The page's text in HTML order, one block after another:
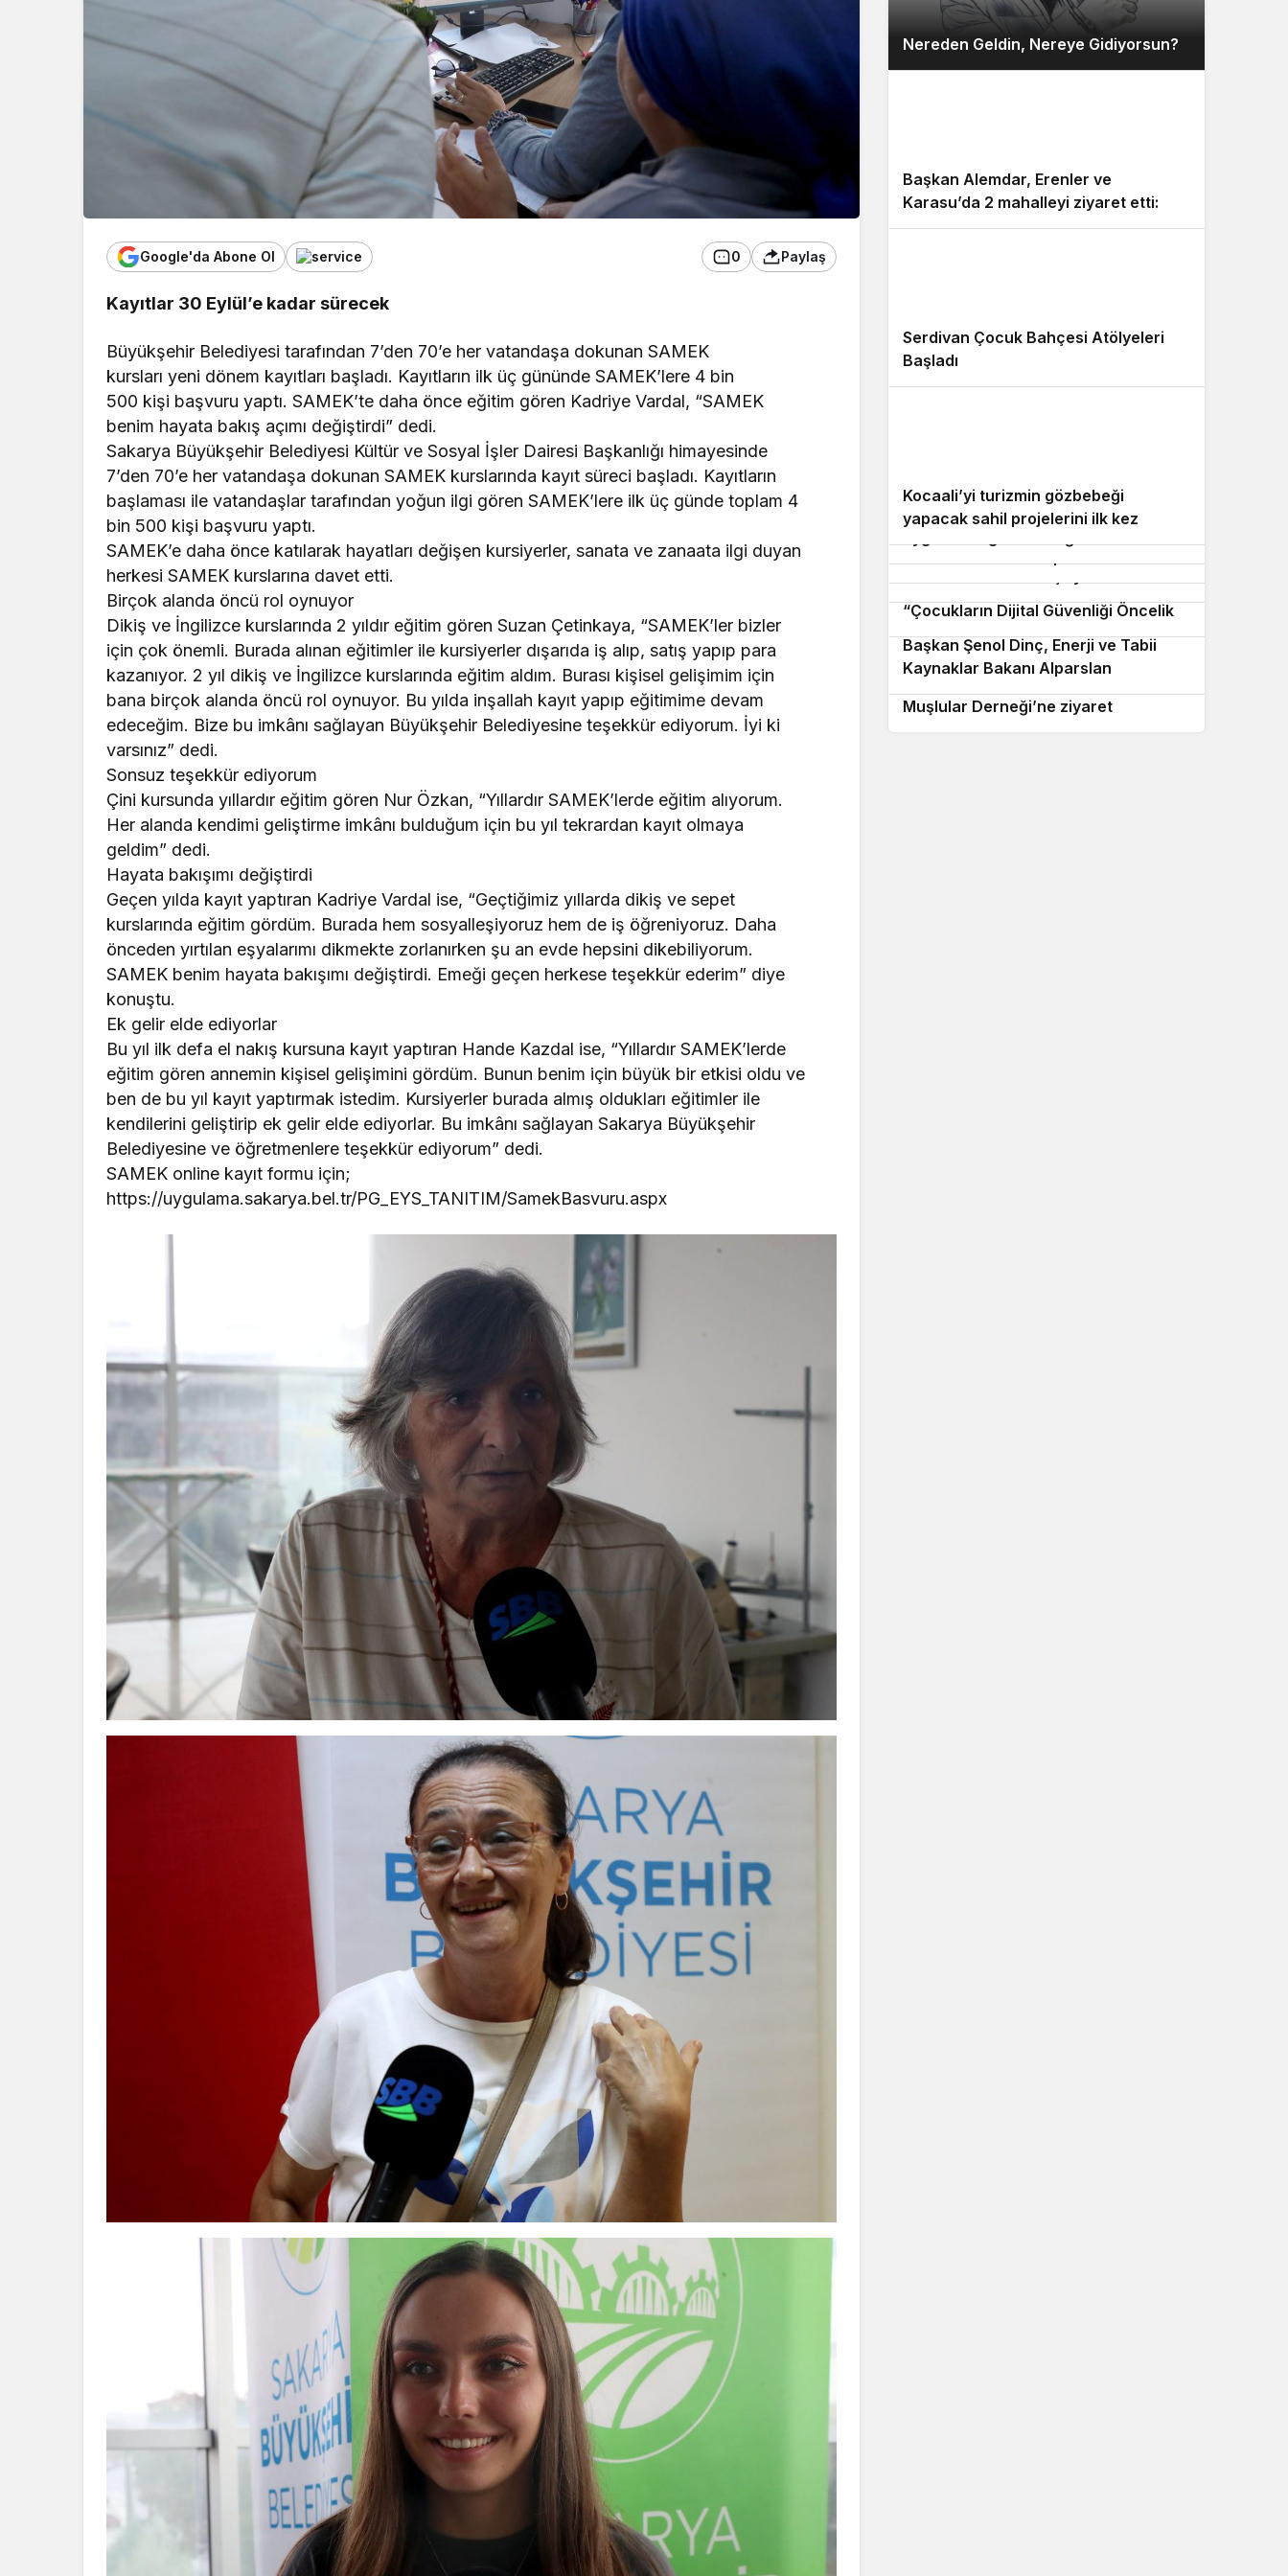
Google'da Abone Ol 0 Paylaş
Kayıtlar 30 Eylül’e kadar sürecek
Büyükşehir Belediyesi tarafından 7’den 70’e her vatandaşa dokunan SAMEK
kursları yeni dönem kayıtları başladı. Kayıtların ilk üç gününde SAMEK’lere 4 bin
500 kişi başvuru yaptı. SAMEK’te daha önce eğitim gören Kadriye Vardal, “SAMEK
benim hayata bakış açımı değiştirdi” dedi.
Sakarya Büyükşehir Belediyesi Kültür ve Sosyal İşler Dairesi Başkanlığı himayesinde
7’den 70’e her vatandaşa dokunan SAMEK kurslarında kayıt süreci başladı. Kayıtların
başlaması ile vatandaşlar tarafından yoğun ilgi gören SAMEK’lere ilk üç günde toplam 4
bin 500 kişi başvuru yaptı.
SAMEK’e daha önce katılarak hayatları değişen kursiyerler, sanata ve zanaata ilgi duyan
herkesi SAMEK kurslarına davet etti.
Birçok alanda öncü rol oynuyor
Dikiş ve İngilizce kurslarında 2 yıldır eğitim gören Suzan Çetinkaya, “SAMEK’ler bizler
için çok önemli. Burada alınan eğitimler ile kursiyerler dışarıda iş alıp, satış yapıp para
kazanıyor. 2 yıl dikiş ve İngilizce kurslarında eğitim aldım. Burası kişisel gelişimim için
bana birçok alanda öncü rol oynuyor. Bu yılda inşallah kayıt yapıp eğitimime devam
edeceğim. Bize bu imkânı sağlayan Büyükşehir Belediyesine teşekkür ediyorum. İyi ki
varsınız” dedi.
Sonsuz teşekkür ediyorum
Çini kursunda yıllardır eğitim gören Nur Özkan, “Yıllardır SAMEK’lerde eğitim alıyorum.
Her alanda kendimi geliştirme imkânı bulduğum için bu yıl tekrardan kayıt olmaya
geldim” dedi.
Hayata bakışımı değiştirdi
Geçen yılda kayıt yaptıran Kadriye Vardal ise, “Geçtiğimiz yıllarda dikiş ve sepet
kurslarında eğitim gördüm. Burada hem sosyalleşiyoruz hem de iş öğreniyoruz. Daha
önceden yırtılan eşyalarımı dikmekte zorlanırken şu an evde hepsini dikebiliyorum.
SAMEK benim hayata bakışımı değiştirdi. Emeği geçen herkese teşekkür ederim” diye
konuştu.
Ek gelir elde ediyorlar
Bu yıl ilk defa el nakış kursuna kayıt yaptıran Hande Kazdal ise, “Yıllardır SAMEK’lerde
eğitim gören annemin kişisel gelişimini gördüm. Bunun benim için büyük bir etkisi oldu ve
ben de bu yıl kayıt yaptırmak istedim. Kursiyerler burada almış oldukları eğitimler ile
kendilerini geliştirip ek gelir elde ediyorlar. Bu imkânı sağlayan Sakarya Büyükşehir
Belediyesine ve öğretmenlere teşekkür ediyorum” dedi.
SAMEK online kayıt formu için;
https://uygulama.sakarya.bel.tr/PG_EYS_TANITIM/SamekBasvuru.aspx
Nereden Geldin, Nereye Gidiyorsun?
Başkan Alemdar, Erenler ve
Karasu’da 2 mahalleyi ziyaret etti:
“Gençlerimiz için çok güzel
Serdivan Çocuk Bahçesi Atölyeleri
Başladı
Kocaali’yi turizmin gözbebeği
yapacak sahil projelerini ilk kez
paylaştı: “Gurur duyacağımız bir
cazibe merkezi olacak”
SASKİ saha personeline İtfaiye’den
6
7
Serdivan’da Sahipsiz Hayvanlar
Dostlara GüvenliYuva
8
SATSO 31. Meslek Komitesi:
“Çocukların Dijital Güvenliği Öncelik
Olmalı”
9
Başkan Şenol Dinç, Enerji ve Tabii
Kaynaklar Bakanı Alparslan
Bayraktar’ı Ziyaret Etti
10
Muşlular Derneği’ne ziyaret